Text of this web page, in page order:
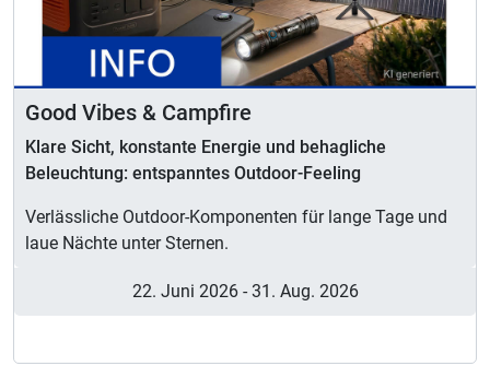
Good Vibes & Campfire
Klare Sicht, konstante Energie und behagliche
Beleuchtung: entspanntes Outdoor-Feeling
Verlässliche Outdoor-Komponenten für lange Tage und
laue Nächte unter Sternen.
22. Juni 2026- 31. Aug. 2026